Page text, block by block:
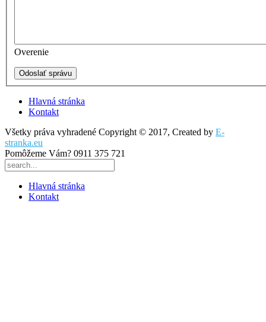
Overenie
Odoslať správu
Hlavná stránka
Kontakt
Všetky práva vyhradené Copyright © 2017, Created by E-
stranka.eu
Pomôžeme Vám? 0911 375 721
Hlavná stránka
Kontakt